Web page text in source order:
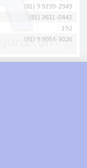
(81) 9 9399-2949
(81) 3631-0443
192
(81) 9 9964-3026